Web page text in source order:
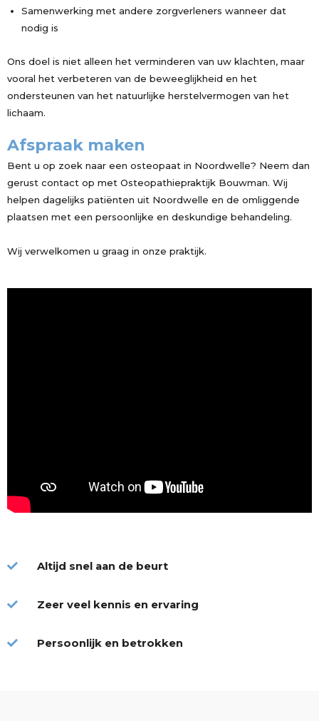
Samenwerking met andere zorgverleners wanneer dat
nodig is
Ons doel is niet alleen het verminderen van uw klachten, maar
vooral het verbeteren van de beweeglijkheid en het
ondersteunen van het natuurlijke herstelvermogen van het
lichaam.
Afspraak maken
Bent u op zoek naar een osteopaat in Noordwelle? Neem dan
gerust contact op met Osteopathiepraktijk Bouwman. Wij
helpen dagelijks patiënten uit Noordwelle en de omliggende
plaatsen met een persoonlijke en deskundige behandeling.
Wij verwelkomen u graag in onze praktijk.
Altijd snel aan de beurt
Zeer veel kennis en ervaring
Persoonlijk en betrokken